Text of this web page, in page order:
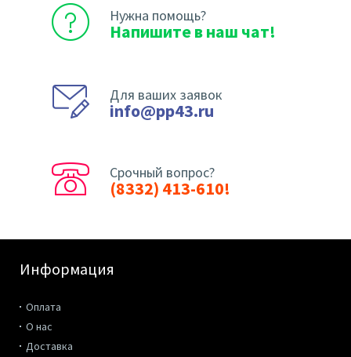
Нужна помощь?
Напишите в наш чат!
Для ваших заявок
info@pp43.ru
Срочный вопрос?
(8332) 413-610!
Информация
Оплата
О нас
Доставка